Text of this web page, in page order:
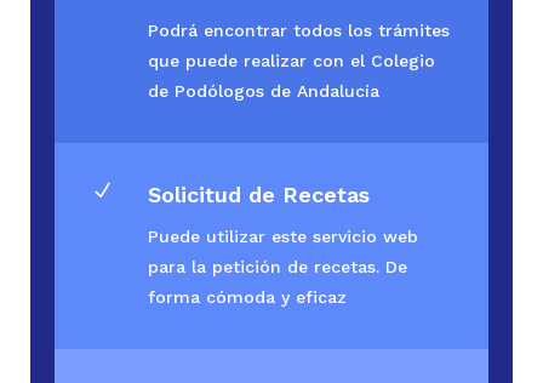
Podrá encontrar todos los trámites
que puede realizar con el Colegio
de Podólogos de Andalucía
N Solicitud de Recetas
Puede utilizar este servicio web
para la petición de recetas. De
forma cómoda y eficaz